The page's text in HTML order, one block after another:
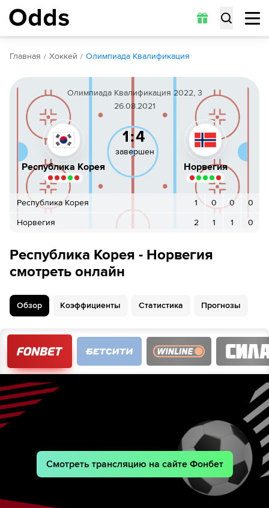
Обзор Коэффициенты Прогнозы
Главная Хоккей Олимпиада Квалификация
Олимпиада Квалификация 2022, 3
26.08.2021
Республика Корея
1:4
завершен
Норвегия
Республика Корея 1 0 0
0
Норвегия
2 1 1 0
Республика Корея - Норвегия
смотреть онлайн
Обзор Коэффициенты Статистика Прогнозы
Смотреть трансляцию на сайте Фонбет